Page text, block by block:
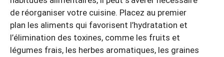
de réorganiser votre cuisine. Placez au premier
plan les aliments qui favorisent l’hydratation et
l’élimination des toxines, comme les fruits et
légumes frais, les herbes aromatiques, les graines